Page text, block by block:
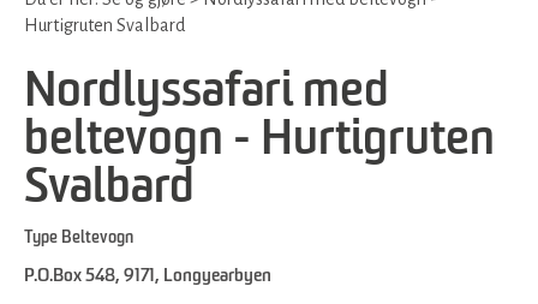
Hurtigruten Svalbard
Nordlyssafari med
beltevogn - Hurtigruten
Svalbard
Type Beltevogn
P.O.Box 548, 9171 , Longyearbyen